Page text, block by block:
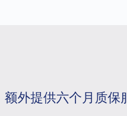
额外提供六个月质保